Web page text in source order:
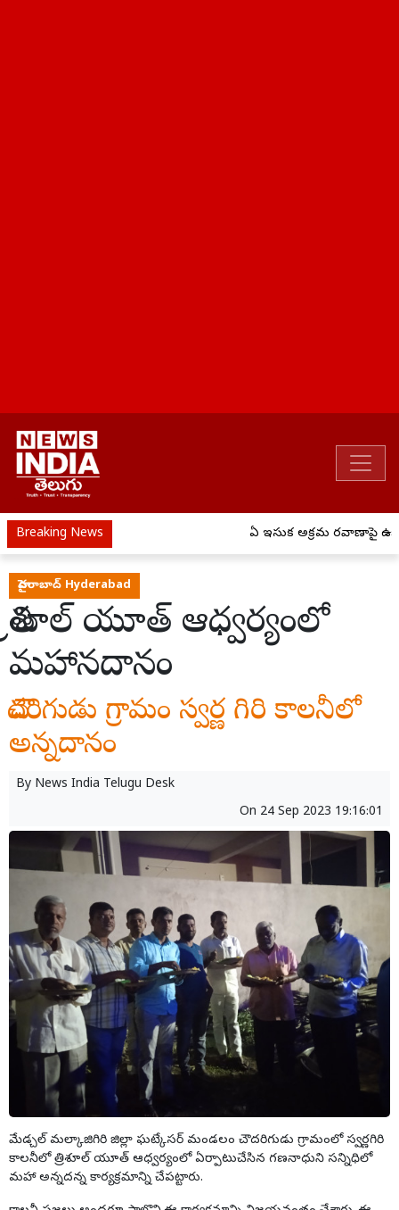
Breaking News ఏపీ ఇసుక అక్రమ రవాణాపై
హైదరాబాద్ Hyderabad
త్రిశూల్ యూత్ ఆధ్వర్యంలో
మహానదానం
చౌదరిగుడు గ్రామం స్వర్ణ గిరి కాలనీలో
అన్నదానం
By News India Telugu Desk
On 24 Sep 2023 19:16:01
మేడ్చల్ మల్కాజిగిరి జిల్లా ఘట్కేసర్ మండలం చౌదరిగుడు గ్రామంలో స్వర్ణగిరి
కాలనీలో త్రిశూల్ యూత్ ఆధ్వర్యంలో ఏర్పాటుచేసిన గణనాధుని సన్నిధిలో
మహా అన్నదన్న కార్యక్రమాన్ని చేపట్టారు.